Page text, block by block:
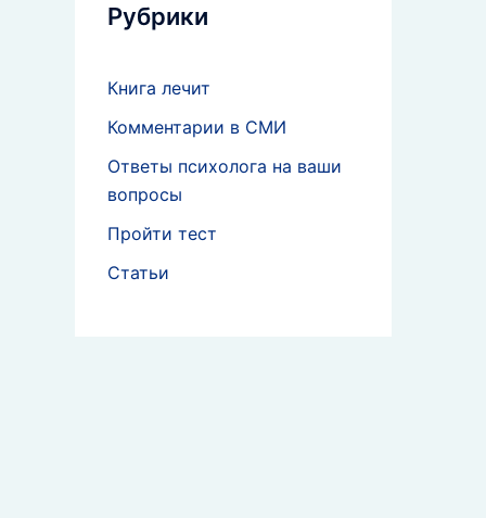
Рубрики
Книга лечит
Комментарии в СМИ
Ответы психолога на ваши
вопросы
Пройти тест
Статьи